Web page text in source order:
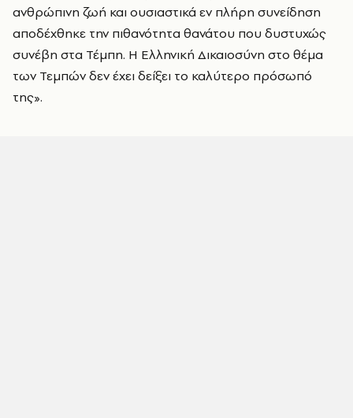
ανθρώπινη ζωή και ουσιαστικά εν πλήρη συνείδηση
αποδέχθηκε την πιθανότητα θανάτου που δυστυχώς
συνέβη στα Τέμπη. Η Ελληνική Δικαιοσύνη στο θέμα
των Τεμπών δεν έχει δείξει το καλύτερο πρόσωπό
της».